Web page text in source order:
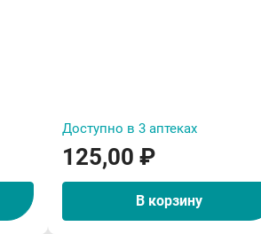
Доступно в 3 аптеках
125,00 ₽
В корзину